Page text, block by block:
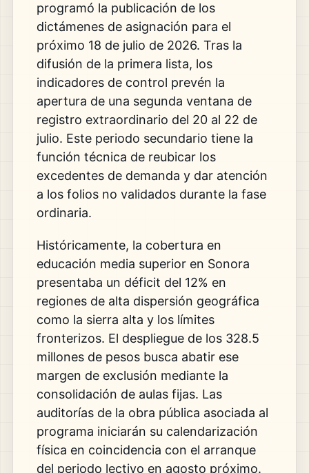
programó la publicación de los
dictámenes de asignación para el
próximo 18 de julio de 2026. Tras la
difusión de la primera lista, los
indicadores de control prevén la
apertura de una segunda ventana de
registro extraordinario del 20 al 22 de
julio. Este periodo secundario tiene la
función técnica de reubicar los
excedentes de demanda y dar atención
a los folios no validados durante la fase
ordinaria.
Históricamente, la cobertura en
educación media superior en Sonora
presentaba un déficit del 12% en
regiones de alta dispersión geográfica
como la sierra alta y los límites
fronterizos. El despliegue de los 328.5
millones de pesos busca abatir ese
margen de exclusión mediante la
consolidación de aulas fijas. Las
auditorías de la obra pública asociada al
programa iniciarán su calendarización
física en coincidencia con el arranque
del periodo lectivo en agosto próximo.